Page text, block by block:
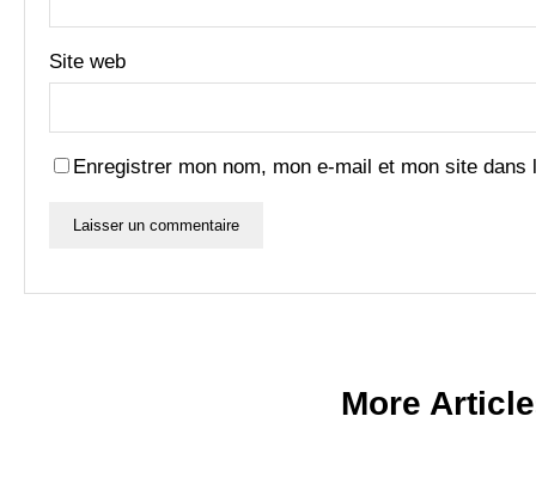
Site web
Enregistrer mon nom, mon e-mail et mon site
More